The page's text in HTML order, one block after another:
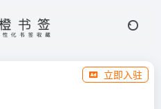
立即入驻